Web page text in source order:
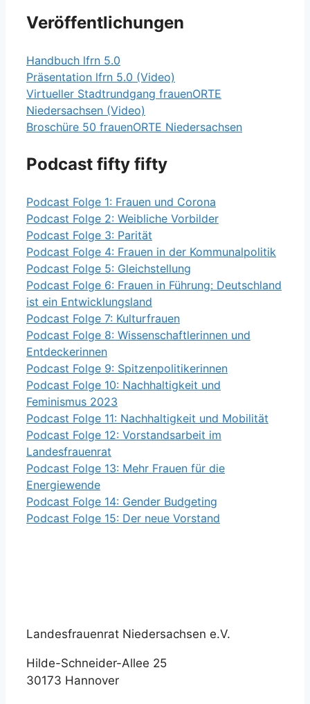
Veröffentlichungen
Handbuch lfrn 5.0
Präsentation lfrn 5.0 (Video)
Virtueller Stadtrundgang frauenORTE
Niedersachsen (Video)
Broschüre 50 frauenORTE Niedersachsen
Podcast fifty fifty
Podcast Folge 1: Frauen und Corona
Podcast Folge 2: Weibliche Vorbilder
Podcast Folge 3: Parität
Podcast Folge 4: Frauen in der Kommunalpolitik
Podcast Folge 5: Gleichstellung
Podcast Folge 6: Frauen in Führung: Deutschland
ist ein Entwicklungsland
Podcast Folge 7: Kulturfrauen
Podcast Folge 8: Wissenschaftlerinnen und
Entdeckerinnen
Podcast Folge 9: Spitzenpolitikerinnen
Podcast Folge 10: Nachhaltigkeit und
Feminismus 2023
Podcast Folge 11: Nachhaltigkeit und Mobilität
Podcast Folge 12: Vorstandsarbeit im
Landesfrauenrat
Podcast Folge 13: Mehr Frauen für die
Energiewende
Podcast Folge 14: Gender Budgeting
Podcast Folge 15: Der neue Vorstand
Landesfrauenrat Niedersachsen e.V.
Hilde-Schneider-Allee 25
30173 Hannover